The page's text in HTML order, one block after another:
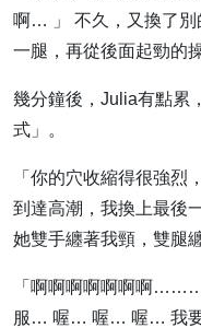
啊… 」 不久，又換了別
一腿，再從後面起勁的操
幾分鐘後，Julia有點累
式」。
「你的穴收縮得很強烈
到達高潮，我換上最後
她雙手纏著我頸，雙腿
「啊啊啊啊啊啊啊
服… 喔… 喔… 喔… 我